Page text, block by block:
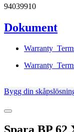
94039910
Dokument
Bygg din